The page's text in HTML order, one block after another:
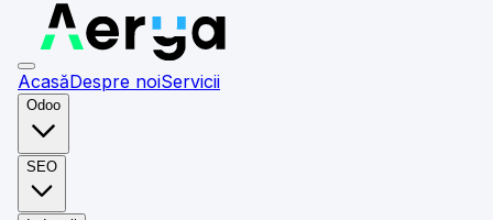
AcasăDespre noiServicii
Odoo
SEO